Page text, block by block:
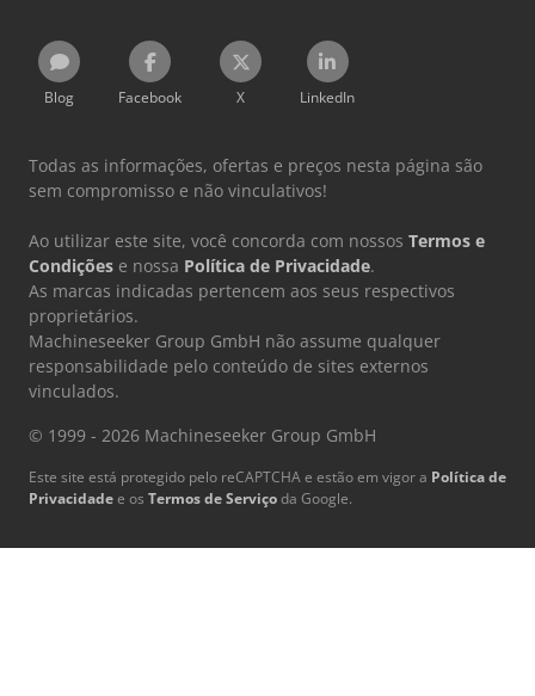
Blog Facebook X LinkedIn
Todas as informações, ofertas e preços nesta página são
sem compromisso e não vinculativos!
Ao utilizar este site, você concorda com nossos Termos e
Condições e nossa Política de Privacidade.
As marcas indicadas pertencem aos seus respectivos
proprietários.
Machineseeker Group GmbH não assume qualquer
responsabilidade pelo conteúdo de sites externos
vinculados.
© 1999 - 2026 Machineseeker Group GmbH
Este site está protegido pelo reCAPTCHA e estão em vigor a Política de
Privacidadee os Termos de Serviçoda Google.